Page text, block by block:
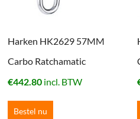
Harken HK2629 57MM
Carbo Ratchamatic
€442.80 incl. BTW
Bestel nu